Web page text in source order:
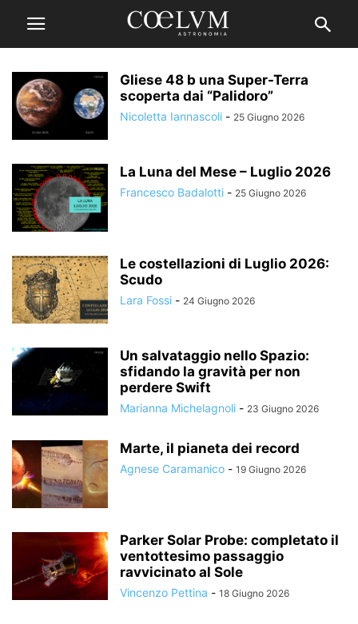
Gliese 48 b una Super-Terra
scoperta dai “Palidoro”
Nicoletta Iannascoli - 25 Giugno 2026
La Luna del Mese – Luglio 2026
Francesco Badalotti - 25 Giugno 2026
Le costellazioni di Luglio 2026:
Scudo
Lara Fossi - 24 Giugno 2026
Un salvataggio nello Spazio:
sfidando la gravità per non
perdere Swift
Marianna Michelagnoli - 23 Giugno 2026
Marte, il pianeta dei record
Agnese Caramanico - 19 Giugno 2026
Parker Solar Probe: completato il
ventottesimo passaggio
ravvicinato al Sole
Vincenzo Pettina - 18 Giugno 2026